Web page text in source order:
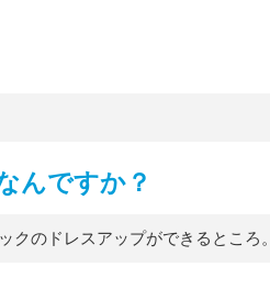
んですか？
クのドレスアップができるところ。